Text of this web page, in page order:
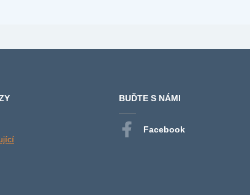
BUĎTE S NÁMI
Facebook